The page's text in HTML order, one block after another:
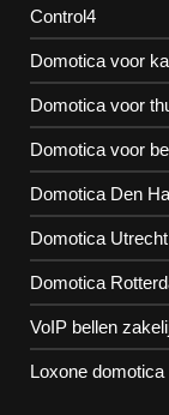
Control4
Domotica voor
Domotica voor
Domotica voor
Domotica Den
Domotica Utrecht
Domotica
VoIP bellen
Loxone domotica